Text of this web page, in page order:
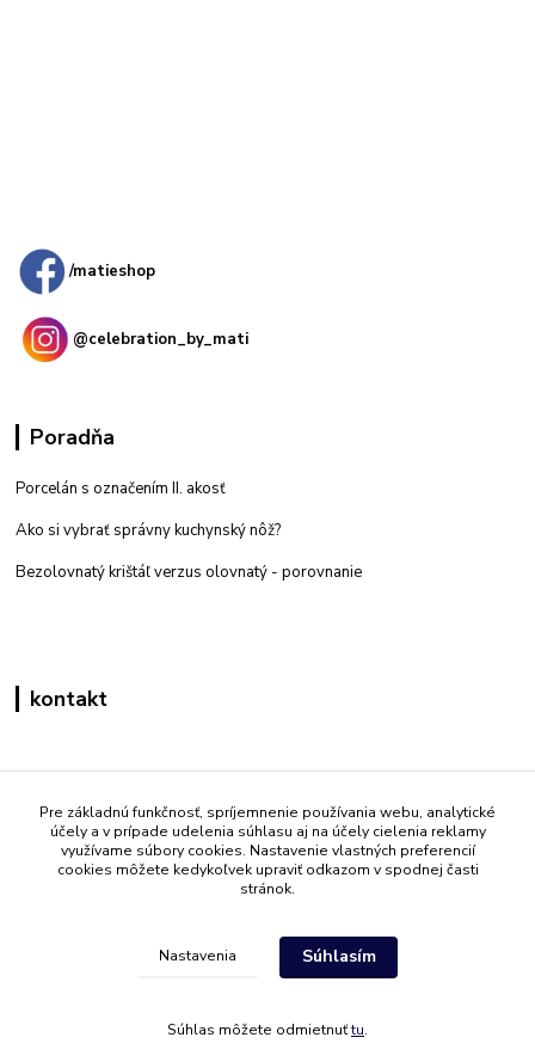
/matieshop
@celebration_by_mati
Poradňa
Porcelán s označením II. akosť
Ako si vybrať správny kuchynský nôž?
Bezolovnatý krištáľ verzus olovnatý - porovnanie
kontakt
+421 908 861 051
(Po - Pia 7:30-15:30)
info@mati.sk
Pre základnú funkčnosť, spríjemnenie používania webu, analytické
účely a v prípade udelenia súhlasu aj na účely cielenia reklamy
využívame súbory cookies. Nastavenie vlastných preferencií
cookies môžete kedykoľvek upraviť odkazom v spodnej časti
stránok.
Nastavenia Súhlasím
Súhlas môžete odmietnuťtu.